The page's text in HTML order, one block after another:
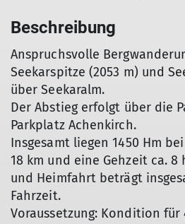
Beschreibung
Anspruchsvolle
Seekarspitze (2053 m) und
über Seekaralm.
Der Abstieg erfolgt über die
Parkplatz Achenkirch.
Insgesamt liegen 1450 Hm
18 km und eine Gehzeit ca. 8
und Heimfahrt beträgt
Fahrzeit.
Voraussetzung: Kondition für